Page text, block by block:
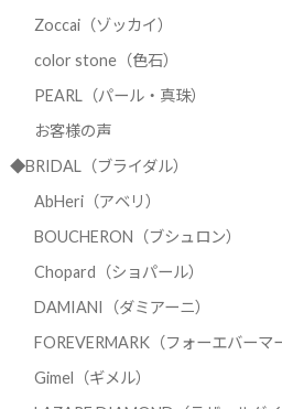
Zoccai（ゾッカイ）
color stone（色石）
PEARL（パール・真珠）
お客様の声
◆BRIDAL（ブライダル）
AbHeri（アベリ）
BOUCHERON（ブシュロン）
Chopard（ショパール）
DAMIANI（ダミアーニ）
FOREVERMARK（フォーエバーマ
Gimel（ギメル）